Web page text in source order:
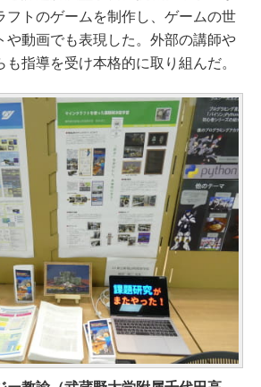
フトのゲームを制作し、ゲームの世
や動画でも表現した。外部の講師や
指導を受け本格的に取り組んだ。